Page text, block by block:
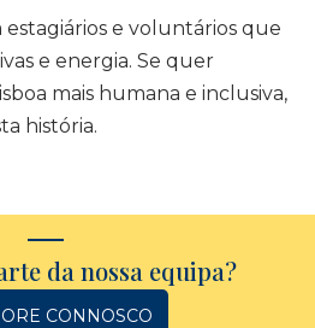
e voluntários que
e energia. Se quer
mais humana e inclusiva,
história.
da nossa equipa?
CONNOSCO